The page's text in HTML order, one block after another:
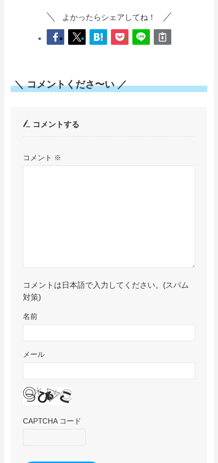
よかったらシェアしてね！
＼ コメントくださ〜い ／
コメントする
コメント ※
コメントは日本語で入力してください。(スパム
対策)
名前
メール
CAPTCHA コード